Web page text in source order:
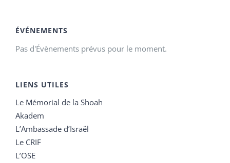
ÉVÉNEMENTS
Pas d'Évènements prévus pour le moment.
LIENS UTILES
Le Mémorial de la Shoah
Akadem
L’Ambassade d’Israël
Le CRIF
L’OSE